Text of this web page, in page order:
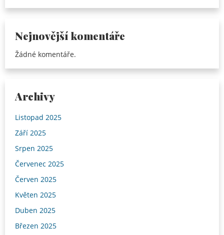
Nejnovější komentáře
Žádné komentáře.
Archivy
Listopad 2025
Září 2025
Srpen 2025
Červenec 2025
Červen 2025
Květen 2025
Duben 2025
Březen 2025